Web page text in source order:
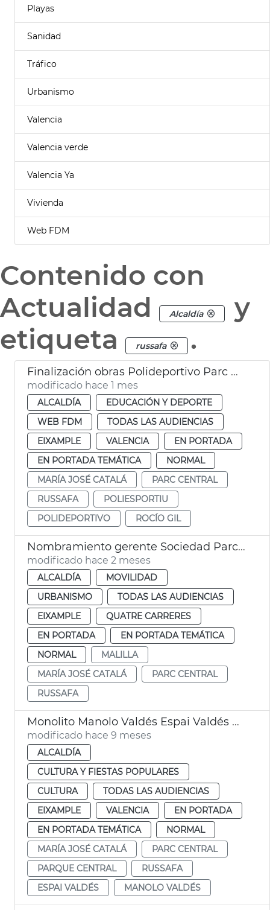
Playas
Sanidad
Tráfico
Urbanismo
Valencia
Valencia verde
Valencia Ya
Vivienda
Web FDM
Contenido con
Actualidad
Alcaldía
y
etiqueta
russafa .
Finalización obras Polideportivo Parc Central València
modificado hace 1 mes
ALCALDÍA
EDUCACIÓN Y DEPORTE
WEB FDM
TODAS LAS AUDIENCIAS
EIXAMPLE
VALENCIA
EN PORTADA
EN PORTADA TEMÁTICA
NORMAL
MARÍA JOSÉ CATALÁ
PARC CENTRAL
RUSSAFA
POLIESPORTIU
POLIDEPORTIVO
ROCÍO GIL
Nombramiento gerente Sociedad Parco Central València
modificado hace 2 meses
ALCALDÍA
MOVILIDAD
URBANISMO
TODAS LAS AUDIENCIAS
EIXAMPLE
QUATRE CARRERES
EN PORTADA
EN PORTADA TEMÁTICA
NORMAL
MALILLA
MARÍA JOSÉ CATALÁ
PARC CENTRAL
RUSSAFA
Monolito Manolo Valdés Espai Valdés València
modificado hace 9 meses
ALCALDÍA
CULTURA Y FIESTAS POPULARES
CULTURA
TODAS LAS AUDIENCIAS
EIXAMPLE
VALENCIA
EN PORTADA
EN PORTADA TEMÁTICA
NORMAL
MARÍA JOSÉ CATALÁ
PARC CENTRAL
PARQUE CENTRAL
RUSSAFA
ESPAI VALDÉS
MANOLO VALDÉS